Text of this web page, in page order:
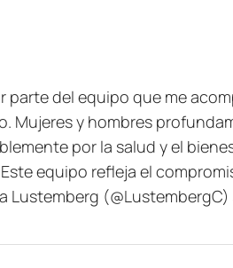
parte del equipo que me
Mujeres y hombres
por la salud y el
equipo refleja el
Lustemberg (@LustembergC)